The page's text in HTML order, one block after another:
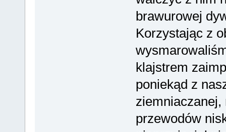
brawurowej
Korzystając z
klajstrem
poniekąd z
przewodów